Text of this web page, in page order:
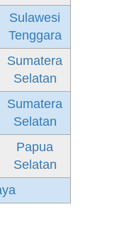
Sulawesi
Tenggara
Sumatera
Selatan
Sumatera
Selatan
Papua
Selatan